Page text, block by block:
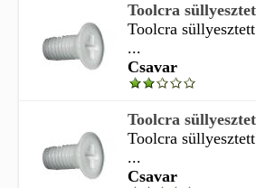
Toolcra
Toolcra
...
Csavar
Toolcra
Toolcra
...
Csavar